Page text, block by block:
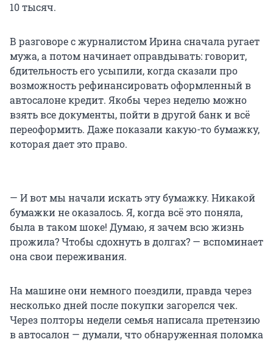
10 тысяч.
В разговоре с журналистом Ирина сначала ругает
мужа, а потом начинает оправдывать: говорит,
бдительность его усыпили, когда сказали про
возможность рефинансировать оформленный в
автосалоне кредит. Якобы через неделю можно
взять все документы, пойти в другой банк и всё
переоформить. Даже показали какую-то бумажку,
которая дает это право.
— И вот мы начали искать эту бумажку. Никакой
бумажки не оказалось. Я, когда всё это поняла,
была в таком шоке! Думаю, я зачем всю жизнь
прожила? Чтобы сдохнуть в долгах? — вспоминает
она свои переживания.
На машине они немного поездили, правда через
несколько дней после покупки загорелся чек.
Через полторы недели семья написала претензию
в автосалон — думали, что обнаруженная поломка